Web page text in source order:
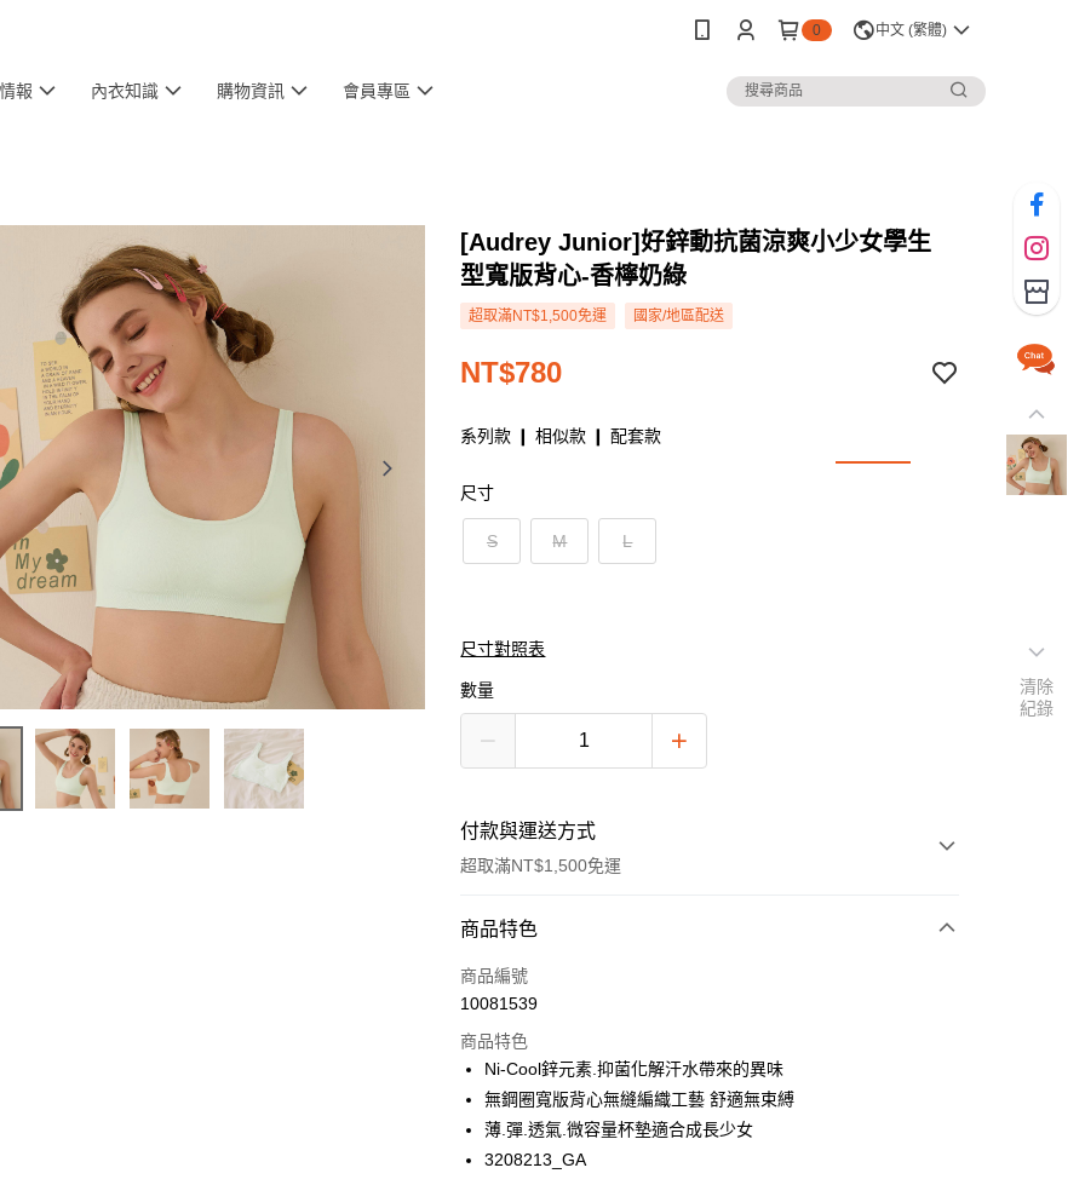
0 中文 (繁體)
報 內衣知識 購物資訊 會員專區
[Audrey Junior]好鋅動抗菌涼爽小少女學生
型寬版背心-香檸奶綠
超取滿NT$1,500免運 國家/地區配送
NT$780
系列款 ❙ 相似款 ❙ 配套款
尺寸
S M L
尺寸對照表
數量
付款與運送方式
超取滿NT$1,500免運
付款方式
信用卡一次付款
LINE Pay
Apple Pay
悠遊付
商品特色
商品編號
10081539
商品特色
Ni-Cool鋅元素.抑菌化解汗水帶來的異味
無鋼圈寬版背心無縫編織工藝 舒適無束縛
薄.彈.透氣.微容量杯墊適合成長少女
3208213_GA
清除
紀錄